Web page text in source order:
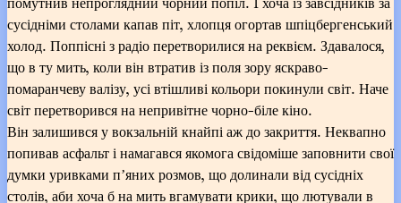
сусідніми столами капав піт, хлопця огортав шпіцбергенський
холод. Поппісні з радіо перетворилися на реквієм. Здавалося,
що в ту мить, коли він втратив із поля зору яскраво-
помаранчеву валізу, усі втішливі кольори покинули світ. Наче
світ перетворився на непривітне чорно-біле кіно.
Він залишився у вокзальній кнайпі аж до закриття. Неквапно
попивав асфальт і намагався якомога свідоміше заповнити свої
думки уривками пʼяних розмов, що долинали від сусідніх
столів, аби хоча б на мить вгамувати крики, що лютували в